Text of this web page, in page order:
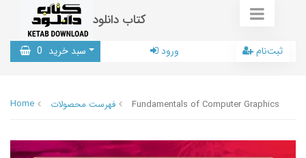
کتاب دانلود
سبد خرید 0 ورود ثبت‌نام
Home فهرست محصولات Fundamentals of Computer Graphics